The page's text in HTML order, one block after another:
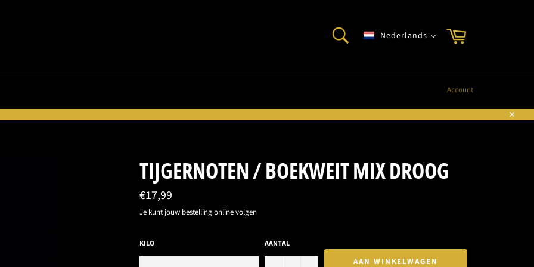
Nederlands
Account
TIJGERNOTEN / BOEKWEIT MIX DROOG
Normale
prijs
€17,99
Je kunt jouw bestelling online volgen
KILO AANTAL
AAN WINKELWAGEN